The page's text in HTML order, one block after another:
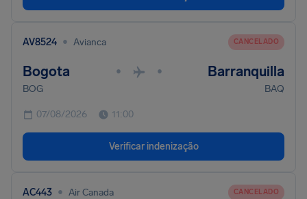
AV8524 • Avianca CANCELADO
Bogota • • Barranquilla
BOG BAQ
07/08/2026 11:00
Verificar indenização
AC443 • Air Canada CANCELADO